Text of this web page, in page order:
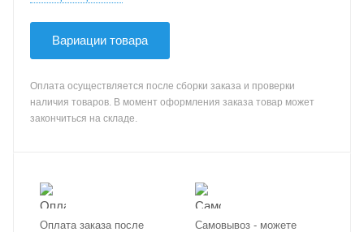
Вариации товара
Оплата осуществляется после сборки заказа и проверки
наличия товаров. В момент оформления заказа товар может
закончиться на складе.
Оплата заказа после
Самовывоз - можете